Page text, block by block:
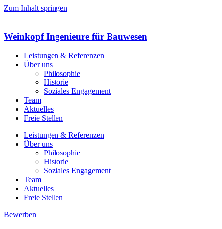
Zum Inhalt springen
Weinkopf Ingenieure für Bauwesen
Leistungen & Referenzen
Über uns
Philosophie
Historie
Soziales Engagement
Team
Aktuelles
Freie Stellen
Leistungen & Referenzen
Über uns
Philosophie
Historie
Soziales Engagement
Team
Aktuelles
Freie Stellen
Bewerben